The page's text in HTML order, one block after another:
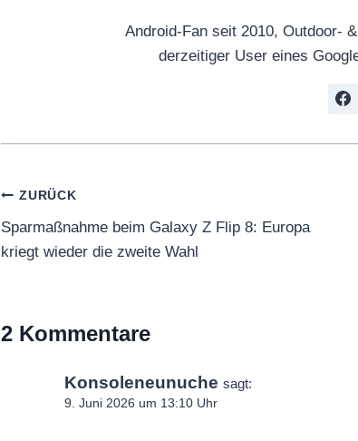
Android-Fan seit 2010, Outdoor-
derzeitiger User eines
Beitragsnavigation
ZURÜCK
Sparmaßnahme beim Galaxy Z Flip 8: Europa
kriegt wieder die zweite Wahl
2 Kommentare
Konsoleneunuche sagt:
9. Juni 2026 um 13:10 Uhr